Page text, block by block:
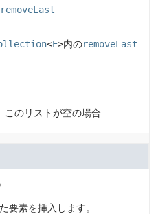
removeLast
<E>内のremoveLast
このリストが空の場合
要素を挿入します。